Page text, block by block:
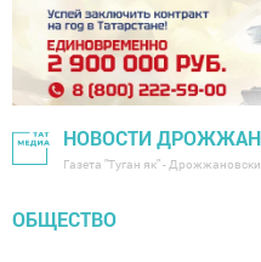
НОВОСТИ
Газета "Туган як" -
ОБЩЕСТВО